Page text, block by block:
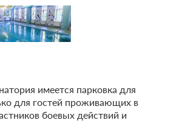
имеется парковка для
для гостей проживающих в
боевых действий и